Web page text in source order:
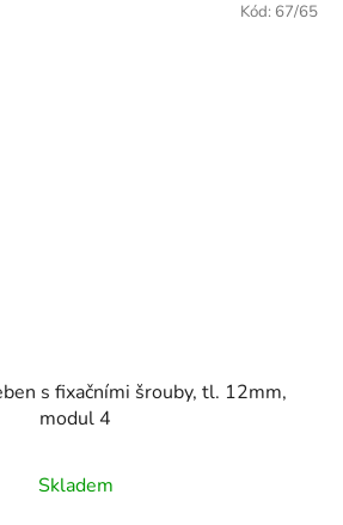
s fixačními šrouby, tl. 12mm,
modul 4
Skladem
Kód: 67/65